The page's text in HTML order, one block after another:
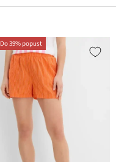
Do 39% popust